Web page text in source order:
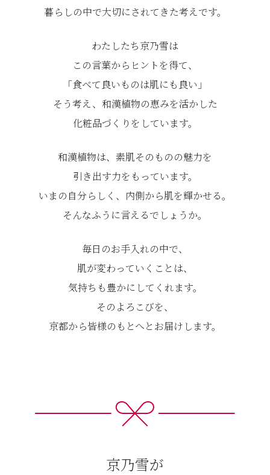
暮らしの中で大切にされてきた考えです。
わたしたち京乃雪は
この言葉からヒントを得て、
「食べて良いものは肌にも良い」
そう考え、和漢植物の恵みを活かした
化粧品づくりをしています。
和漢植物は、素肌そのものの魅力を
引き出す力をもっています。
いまの自分らしく、内側から肌を輝かせる。
そんなふうに言えるでしょうか。
毎日のお手入れの中で、
肌が変わっていくことは、
気持ちも豊かにしてくれます。
そのよろこびを、
京都から皆様のもとへとお届けします。
京乃雪が